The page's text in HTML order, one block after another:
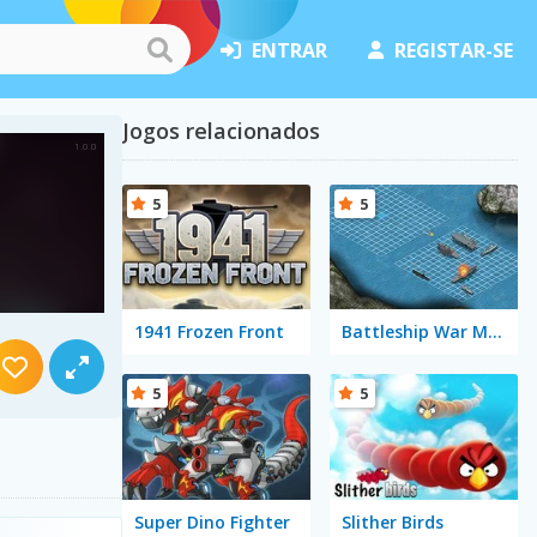
ENTRAR REGISTAR-SE
Jogos relacionados
1941 Frozen Front
5
Battleship War Multiplayer
5
Super Dino Fighter
5
Slither Birds
5